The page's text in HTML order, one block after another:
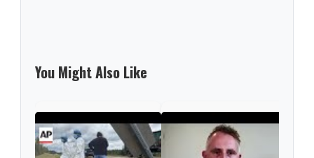
You Might Also Like